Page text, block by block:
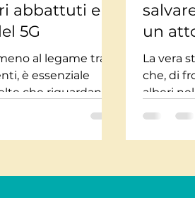
Salute
abbattuti e il
5G
al legame tra
è essenziale
che riguardano il
trasparenza
con fermezza
il senso
un
La vera
che, di
alberi